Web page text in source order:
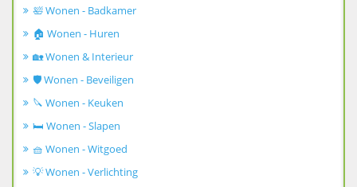
🛀 Wonen - Badkamer
🏠 Wonen - Huren
🏡 Wonen & Interieur
🛡️ Wonen - Beveiligen
🔪 Wonen - Keuken
🛏️ Wonen - Slapen
🧺 Wonen - Witgoed
💡 Wonen - Verlichting